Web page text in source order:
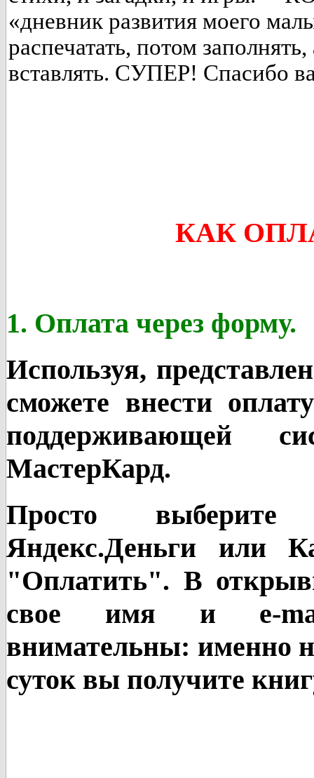
«дневник развития моего
распечатать, потом
вставлять. СУПЕР! Спасибо
КАК
1. Оплата через форму.
Используя,
сможете внести
поддерживающей
МастерКард.
Просто
Яндекс.Деньги или
"Оплатить". В
свое имя и е-
внимательны: именно
суток вы получите